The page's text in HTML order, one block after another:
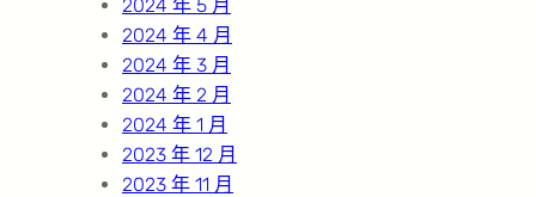
2024 年 5 月
2024 年 4 月
2024 年 3 月
2024 年 2 月
2024 年 1 月
2023 年 12 月
2023 年 11 月